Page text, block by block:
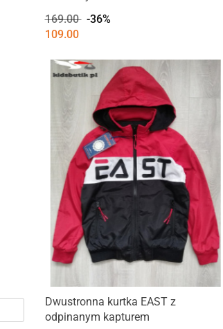
169.00
-36%
109.00
Dwustronna kurtka EAST z
odpinanym kapturem